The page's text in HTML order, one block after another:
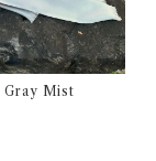
SUMMER Gray Mist